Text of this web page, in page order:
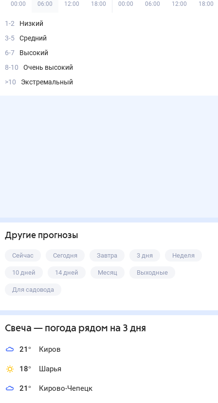
00:00 06:00 12:00 18:00 00:00 06:00 12:00 18:00
1-2
Низкий
3-5
Средний
6-7
Высокий
8-10
Очень высокий
>10
Экстремальный
Другие прогнозы
Сейчас Сегодня Завтра 3 дня Неделя
10 дней 14 дней Месяц Выходные
Для садовода
Свеча — погода рядом на 3 дня
21° Киров
18° Шарья
21° Кирово-Чепецк